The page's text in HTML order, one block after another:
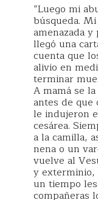
“Luego mi
búsqueda.
amenazada
llegó una
cuenta que
alivio en
terminar
A mamá se
antes de que
le indujeron
cesárea.
a la camilla,
nena o un
vuelve al
y exterminio,
un tiempo
compañeras